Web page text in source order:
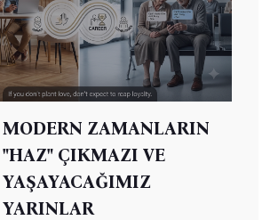
MODERN ZAMANLARIN
"HAZ" ÇIKMAZI VE
YAŞAYACAĞIMIZ
YARINLAR